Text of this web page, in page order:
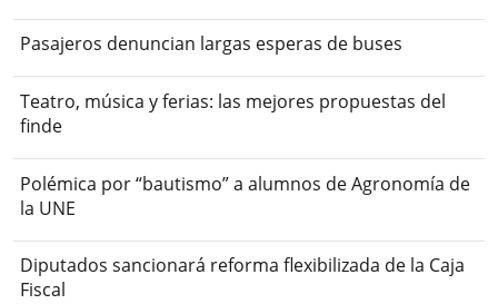
Pasajeros denuncian largas esperas de buses
Teatro, música y ferias: las mejores propuestas del
finde
Polémica por “bautismo” a alumnos de Agronomía de
la UNE
Diputados sancionará reforma flexibilizada de la Caja
Fiscal